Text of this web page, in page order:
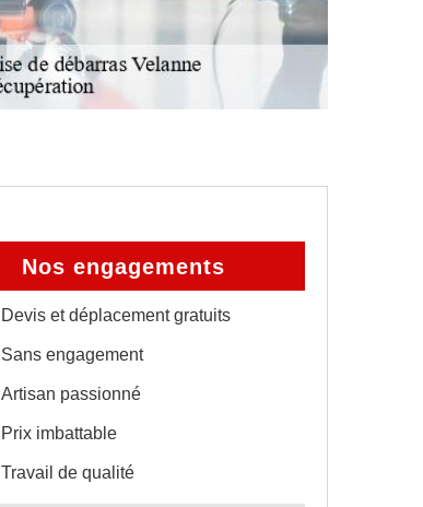
Nos engagements
Devis et déplacement gratuits
Sans engagement
Artisan passionné
Prix imbattable
Travail de qualité